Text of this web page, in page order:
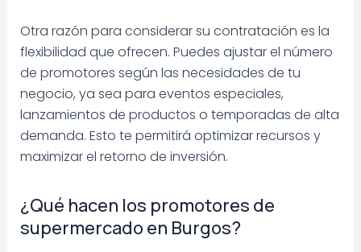
Otra razón para considerar su contratación es la
flexibilidad que ofrecen. Puedes ajustar el número
de promotores según las necesidades de tu
negocio, ya sea para eventos especiales,
lanzamientos de productos o temporadas de alta
demanda. Esto te permitirá optimizar recursos y
maximizar el retorno de inversión.
¿Qué hacen los promotores de
supermercado en Burgos?